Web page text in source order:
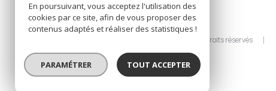
© 2026 | Tous droits réservés
En poursuivant, vous acceptez l'utilisation des
cookies par ce site, afin de vous proposer des
contenus adaptés et réaliser des statistiques !
PARAMÉTRER TOUT ACCEPTER